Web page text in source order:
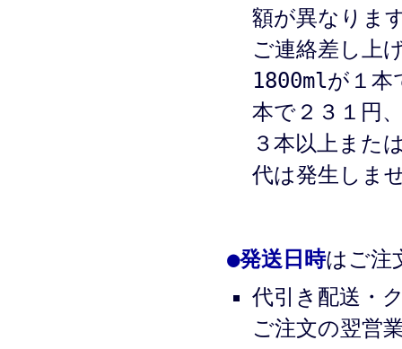
額が異なりま
ご連絡差し上
1800mlが１本
本で２３１円
３本以上また
代は発生しま
●発送日時はご注
代引き配送・
ご注文の翌営